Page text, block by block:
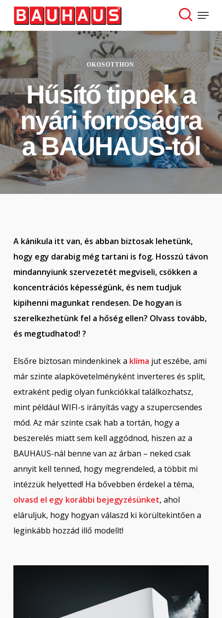
Skip
main
content
search
Menu
OKOSOTTHON
Hűsítő tippek a
nyári forróságra
a BAUHAUS-tól
A kánikula itt van, és abban biztosak lehetünk,
hogy egy darabig még tartani is fog. Hosszú távon
mindannyiunk szervezetét megviseli, csökken a
koncentrációs képességünk, és nem tudjuk
kipihenni magunkat rendesen. De hogyan is
szerelkezhetünk fel a hőség ellen? Olvass tovább,
és megtudhatod! ?
Elsőre biztosan mindenkinek a klíma jut eszébe, ami
már szinte alapkövetelményként inverteres és split,
extraként pedig olyan funkciókkal találkozhatsz,
mint például WIFI-s irányítás vagy a szupercsendes
mód. Az már szinte csak hab a tortán, hogy a
beszerelés miatt sem kell aggódnod, hiszen az a
BAUHAUS-nál benne van az árban – neked csak
annyit kell tenned, hogy megrendeled, a többit mi
intézzük helyetted! Ha bővebben érdekel a téma,
olvasd el egy korábbi bejegyzésünket, ahol
eláruljuk, hogy hogyan válaszd ki körültekintően a
leginkább hozzád illő modellt!
Close
Menu